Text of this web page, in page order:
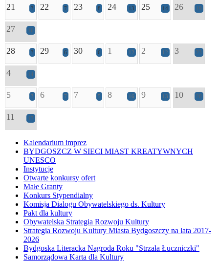
21 3 22 7 23 8 24 13 25 14 26 19
27 16
28 3 29 6 30 6 1 12 2 12 3 23
4 14
5 3 6 7 7 5 8 16 9 13 10 28
11 17
Kalendarium imprez
BYDGOSZCZ W SIECI MIAST KREATYWNYCH
UNESCO
Instytucje
Otwarte konkursy ofert
Małe Granty
Konkurs Stypendialny
Komisja Dialogu Obywatelskiego ds. Kultury
Pakt dla kultury
Obywatelska Strategia Rozwoju Kultury
Strategia Rozwoju Kultury Miasta Bydgoszczy na lata 2017-
2026
Bydgoska Literacka Nagroda Roku "Strzała Łuczniczki"
Samorządowa Karta dla Kultury